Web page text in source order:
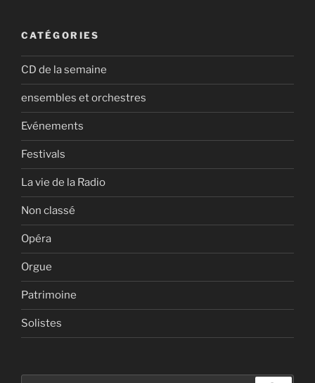
CATÉGORIES
CD de la semaine
ensembles et orchestres
Evénements
Festivals
La vie de la Radio
Non classé
Opéra
Orgue
Patrimoine
Solistes